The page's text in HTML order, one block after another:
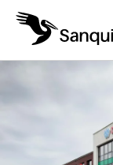
Overslaan en naar